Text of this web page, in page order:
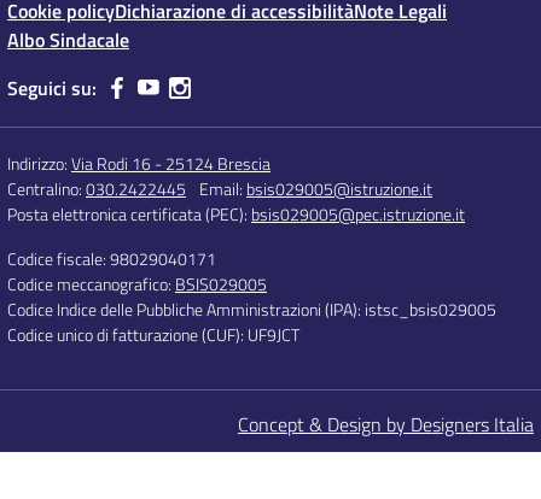
Cookie policyDichiarazione di accessibilitàNote Legali
Albo Sindacale
Seguici su:
Indirizzo:Via Rodi 16 - 25124 Brescia
Centralino:030.2422445 Email: bsis029005@istruzione.it
Posta elettronica certificata (PEC): bsis029005@pec.istruzione.it
Codice fiscale: 98029040171
Codice meccanografico: BSIS029005
Codice Indice delle Pubbliche Amministrazioni (IPA): istsc_bsis029005
Codice unico di fatturazione (CUF): UF9JCT
Concept & Design by Designers Italia